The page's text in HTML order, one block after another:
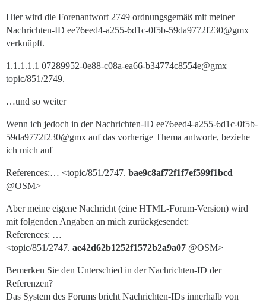
Hier wird die Forenantwort 2749 ordnungsgemäß mit meiner
Nachrichten-ID ee76eed4-a255-6d1c-0f5b-59da9772f230@gmx
verknüpft.
1.1.1.1.1 07289952-0e88-c08a-ea66-b34774c8554e@gmx
topic/851/2749.
…und so weiter
Wenn ich jedoch in der Nachrichten-ID ee76eed4-a255-6d1c-0f5b-
59da9772f230@gmx auf das vorherige Thema antworte, beziehe
ich mich auf
References:… <topic/851/2747. bae9c8af72f1f7ef599f1bcd
@OSM>
Aber meine eigene Nachricht (eine HTML-Forum-Version) wird
mit folgenden Angaben an mich zurückgesendet:
References: …
<topic/851/2747. ae42d62b1252f1572b2a9a07 @OSM>
Bemerken Sie den Unterschied in der Nachrichten-ID der
Referenzen?
Das System des Forums bricht Nachrichten-IDs innerhalb von